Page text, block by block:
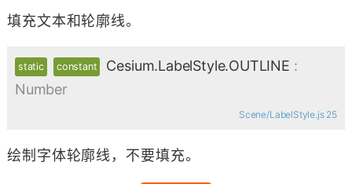
填充文本和轮廓线。
static constant Cesium.LabelStyle.OUTLINE :
Number
Scene/LabelStyle.js 25
绘制字体轮廓线，不要填充。